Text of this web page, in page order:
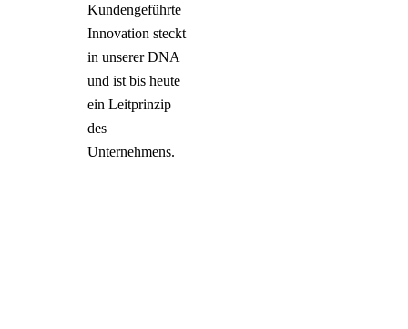
Kundengeführte
Innovation steckt
in unserer DNA
und ist bis heute
ein Leitprinzip
des
Unternehmens.